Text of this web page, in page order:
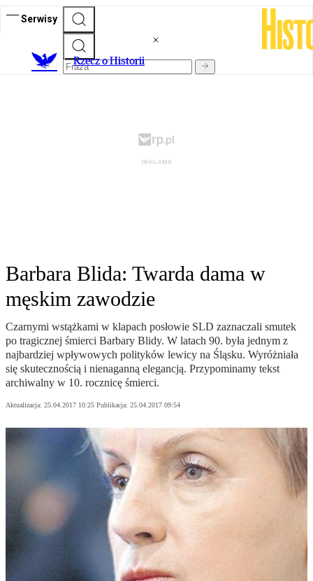
Serwisy
Rzecz o Historii
Barbara Blida: Twarda dama w
męskim zawodzie
Czarnymi wstążkami w klapach posłowie SLD zaznaczali smutek
po tragicznej śmierci Barbary Blidy. W latach 90. była jednym z
najbardziej wpływowych polityków lewicy na Śląsku. Wyróżniała
się skutecznością i nienaganną elegancją. Przypominamy tekst
archiwalny w 10. rocznicę śmierci.
Aktualizacja: 25.04.2017 10:25 Publikacja: 25.04.2017 09:54